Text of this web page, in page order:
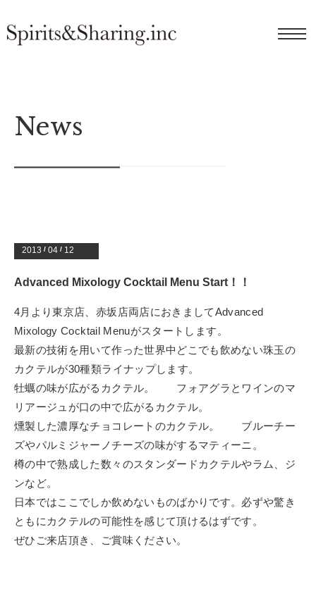
2013 / 04 / 12
Advanced Mixology Cocktail Menu Start！！
4月より東京店、赤坂店両店におきましてAdvanced
Mixology Cocktail Menuがスタートします。
最新の技術を用いて作った世界中どこでも飲めない珠玉の
カクテルが30種類ライナップします。
牡蠣の味が広がるカクテル。 フォアグラとワインのマ
リアージュが口の中で広がるカクテル。
燻製した濃厚なチョコレートのカクテル。 ブルーチー
ズやパルミジャーノチーズの味がするマティーニ。
樽の中で熟成した数々のスタンダードカクテルやラム、ジ
ンなど。
日本ではここでしか飲めないものばかりです。必ずや驚き
ともにカクテルの可能性を感じて頂けるはずです。
ぜひご来店頂き、ご賞味ください。
News